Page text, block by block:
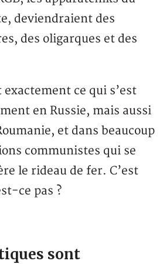
deviendraient des
des oligarques et des
exactement ce qui s’est
en Russie, mais aussi
et dans beaucoup
communistes qui se
le rideau de fer. C’est
ce pas ?
sont